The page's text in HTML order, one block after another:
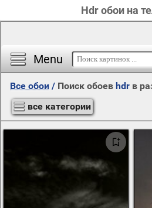
Hdr обои на
Menu
Все обои / Поиск обоев hdr в
все категории